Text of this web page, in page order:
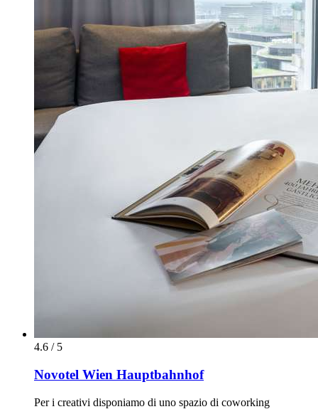
4.6 / 5
Novotel Wien Hauptbahnhof
Per i creativi disponiamo di uno spazio di coworking